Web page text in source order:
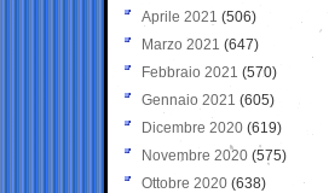
Aprile 2021 (506)
Marzo 2021 (647)
Febbraio 2021 (570)
Gennaio 2021 (605)
Dicembre 2020 (619)
Novembre 2020 (575)
Ottobre 2020 (638)